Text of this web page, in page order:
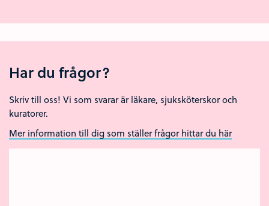
Har du frågor?
Skriv till oss! Vi som svarar är läkare, sjuksköterskor och
kuratorer.
Mer information till dig som ställer frågor hittar du här